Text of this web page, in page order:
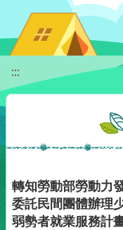
:::
轉知勞動部勞動力
委託民間團體辦理
弱勢者就業服務計畫